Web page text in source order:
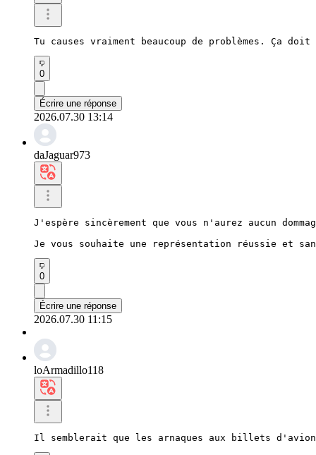
Tu causes vraiment beaucoup de problèmes.
0
Écrire une réponse
2026.07.30 13:14
daJaguar973
J'espère sincèrement que vous n'aurez aucun
Je vous souhaite une représentation réussie et
0
Écrire une réponse
2026.07.30 11:15
loArmadillo118
Il semblerait que les arnaques aux billets